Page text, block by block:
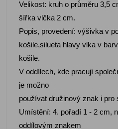
Velikost: kruh o průměru 3,5
šířka vlčka 2 cm.
Popis, provedení: výšivka v
košile,silueta hlavy vlka v
košile.
V oddílech, kde pracují
je možno
používat družinový znak i pro
Umístění: 4. pořadí 1 - 2 cm,
oddílovým znakem